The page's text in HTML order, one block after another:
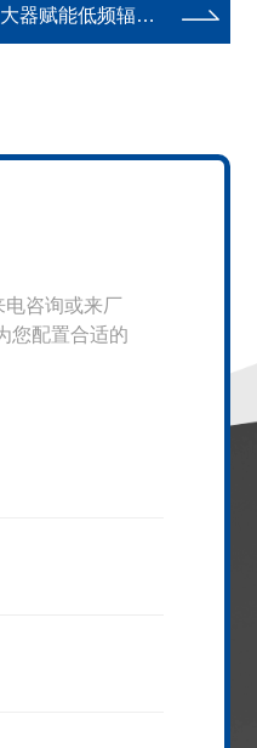
辐射场强精准测试
咨询或来厂
您配置合适的